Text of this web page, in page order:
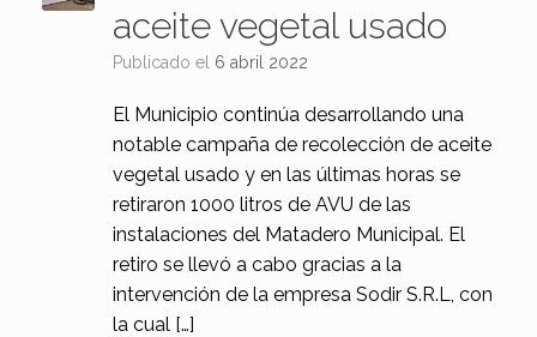
aceite vegetal usado
Publicado el 6 abril 2022
El Municipio continúa desarrollando una
notable campaña de recolección de aceite
vegetal usado y en las últimas horas se
retiraron 1000 litros de AVU de las
instalaciones del Matadero Municipal. El
retiro se llevó a cabo gracias a la
intervención de la empresa Sodir S.R.L, con
la cual […]